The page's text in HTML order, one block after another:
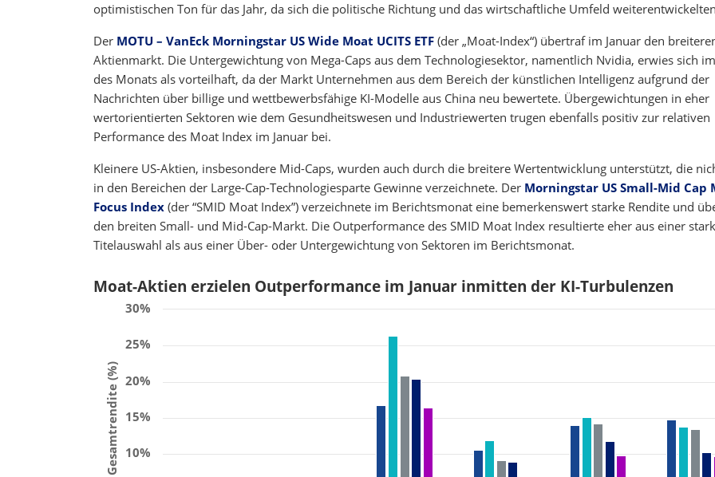
optimistischen Ton für das Jahr, da sich die politische Richtung und das wirtschaftliche Umfeld
Der MOTU – VanEck Morningstar US Wide Moat UCITS ETF (der „Moat-Index“) übertraf im Januar den
Aktienmarkt. Die Untergewichtung von Mega-Caps aus dem Technologiesektor, namentlich Nvidia, erwies sich
des Monats als vorteilhaft, da der Markt Unternehmen aus dem Bereich der künstlichen Intelligenz aufgrund der
Nachrichten über billige und wettbewerbsfähige KI-Modelle aus China neu bewertete. Übergewichtungen in eher
wertorientierten Sektoren wie dem Gesundheitswesen und Industriewerten trugen ebenfalls positiv zur relativen
Performance des Moat Index im Januar bei.
Kleinere US-Aktien, insbesondere Mid-Caps, wurden auch durch die breitere Wertentwicklung unterstützt, die
in den Bereichen der Large-Cap-Technologiesparte Gewinne verzeichnete. Der Morningstar US Small-Mid Cap
Focus Index (der “SMID Moat Index”) verzeichnete im Berichtsmonat eine bemerkenswert starke Rendite und
den breiten Small- und Mid-Cap-Markt. Die Outperformance des SMID Moat Index resultierte eher aus einer
Titelauswahl als aus einer Über- oder Untergewichtung von Sektoren im Berichtsmonat.
Moat-Aktien erzielen Outperformance im Januar inmitten der KI-Turbulenzen
Gesamtrendite (%) 10%
15%
20%
25%
30%